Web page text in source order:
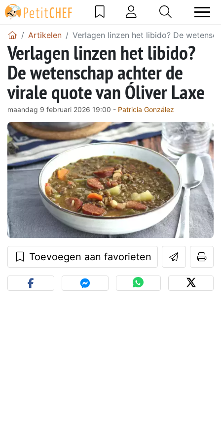
Artikelen Verlagen linzen het libido? De
Verlagen linzen het libido?
De wetenschap achter de
virale quote van Óliver Laxe
maandag 9 februari 2026 19:00 - Patricia González
Toevoegen aan favorieten